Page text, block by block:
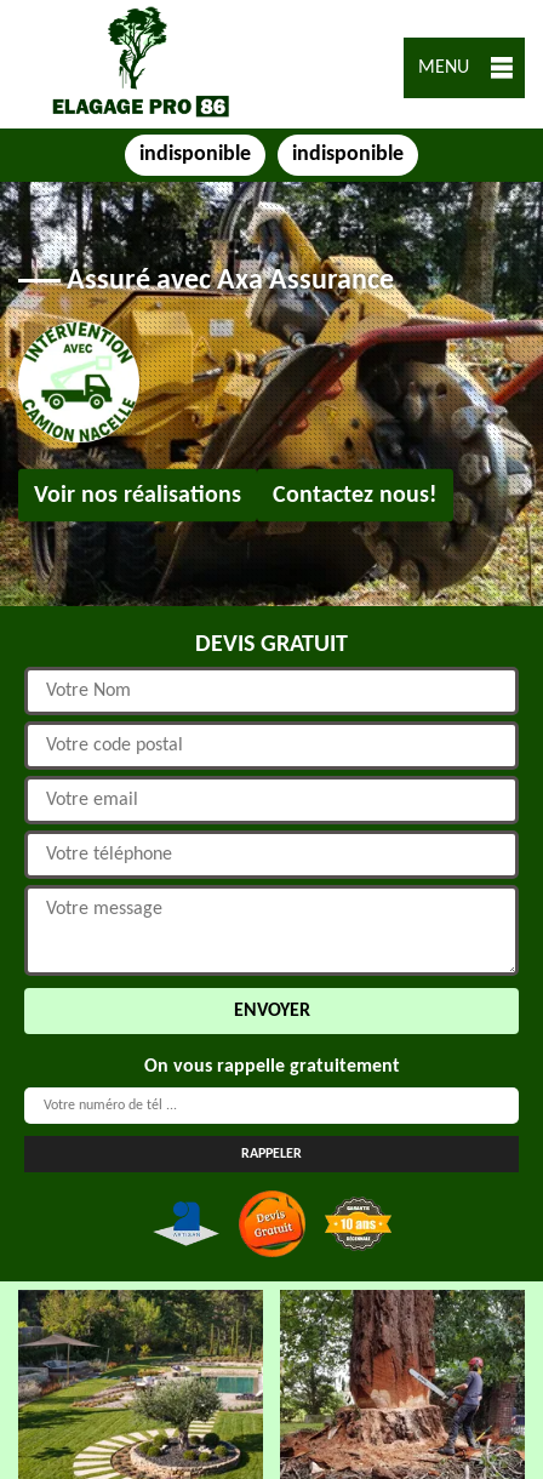
MENU
indisponible indisponible
Assuré avec Axa Assurance
Voir nos réalisations Contactez nous!
DEVIS GRATUIT
On vous rappelle gratuitement